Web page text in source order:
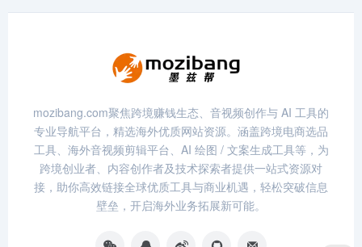
mozibang.com聚焦跨境赚钱生态、音视频创作与 AI 工具的
专业导航平台，精选海外优质网站资源。涵盖跨境电商选品
工具、海外音视频剪辑平台、AI 绘图 / 文案生成工具等，为
跨境创业者、内容创作者及技术探索者提供一站式资源对
接，助你高效链接全球优质工具与商业机遇，轻松突破信息
壁垒，开启海外业务拓展新可能。